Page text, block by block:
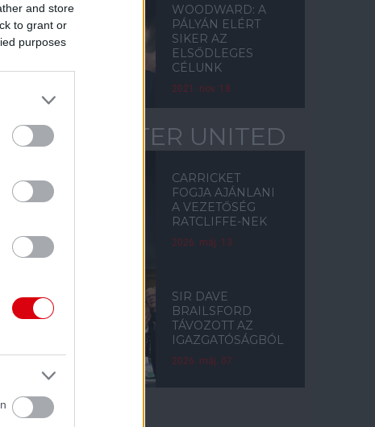
and store
to grant or
purposes
WOODWARD: A
PÁLYÁN ELÉRT
SIKER AZ
ELSŐDLEGES
CÉLUNK
2021. nov. 18.
MANCHESTER UNITED
CARRICKET
FOGJA AJÁNLANI
A VEZETŐSÉG
RATCLIFFE-NEK
2026. máj. 13.
SIR DAVE
BRAILSFORD
TÁVOZOTT AZ
IGAZGATÓSÁGBÓL
2026. máj. 07.